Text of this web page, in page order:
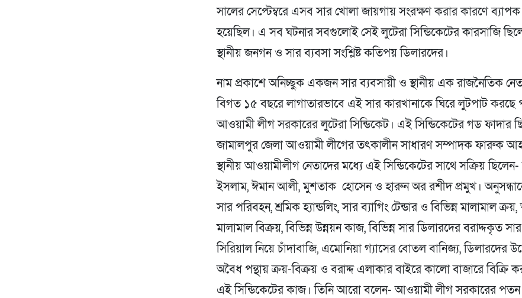
সালের সেপ্টেম্বরে এসব সার খোলা জায়গায় সংরক্ষণ করার কারণে ব্যাপক
হয়েছিল। এ সব ঘটনার সবগুলোই সেই লুটেরা সিন্ডিকেটের কারসাজি
স্থানীয় জনগন ও সার ব্যবসা সংশ্লিষ্ট কতিপয় ডিলারদের।
নাম প্রকাশে অনিচ্ছুক একজন সার ব্যবসায়ী ও স্থানীয় এক রাজনৈতিক
বিগত ১৫ বছরে লাগাতারভাবে এই সার কারখানাকে ঘিরে লুটপাট
আওয়ামী লীগ সরকারের লুটেরা সিন্ডিকেট। এই সিন্ডিকেটের গড ফাদার
জামালপুর জেলা আওয়ামী লীগের তৎকালীন সাধারণ সম্পাদক ফারুক
স্থানীয় আওয়ামীলীগ নেতাদের মধ্যে এই সিন্ডিকেটের সাথে সক্রিয়
ইসলাম, ঈমান আলী, মুশতাক হোসেন ও হারুন অর রশীদ প্রমুখ।
সার পরিবহন, শ্রমিক হ্যান্ডলিং, সার ব্যাগিং টেন্ডার ও বিভিন্ন মালামাল
মালামাল বিক্রয়, বিভিন্ন উন্নয়ন কাজ, বিভিন্ন সার ডিলারদের বরাদ্দকৃত
সিরিয়াল নিয়ে চাঁদাবাজি, এমোনিয়া গ্যাসের বোতল বানিজ্য, ডিলারদের
অবৈধ পন্থায় ক্রয়-বিক্রয় ও বরাদ্দ এলাকার বাইরে কালো বাজারে বিক্রি
এই সিন্ডিকেটের কাজ। তিনি আরো বলেন- আওয়ামী লীগ সরকারের